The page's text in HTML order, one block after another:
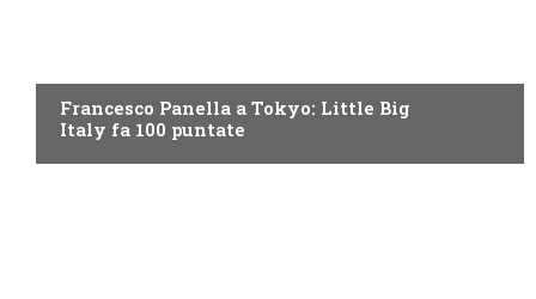
Francesco Panella a Tokyo: Little Big
Italy fa 100 puntate